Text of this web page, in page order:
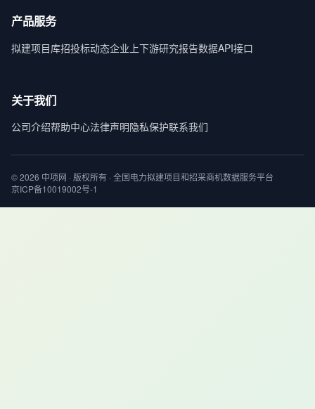
产品服务
拟建项目库招投标动态企业上下游研究报告数据API接口
关于我们
公司介绍帮助中心法律声明隐私保护联系我们
© 2026 中项网 · 版权所有 · 全国电力拟建项目和招采商机数据服务平台
京ICP备10019002号-1